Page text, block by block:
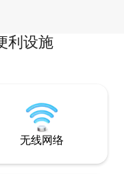
利设施
无线网络